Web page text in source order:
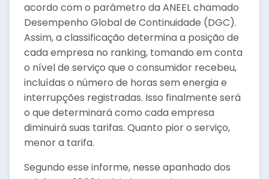
acordo com o parâmetro da ANEEL chamado
Desempenho Global de Continuidade (DGC).
Assim, a classificação determina a posição de
cada empresa no ranking, tomando em conta
o nível de serviço que o consumidor recebeu,
incluídas o número de horas sem energia e
interrupções registradas. Isso finalmente será
o que determinará como cada empresa
diminuirá suas tarifas. Quanto pior o serviço,
menor a tarifa.
Segundo esse informe, nesse apanhado dos